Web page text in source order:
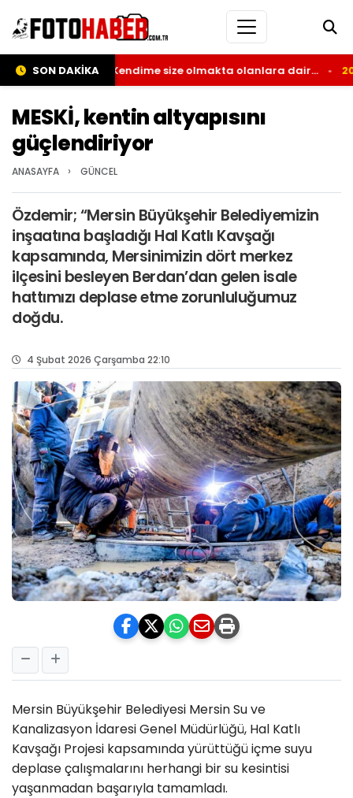
SON DAKİKA
kaleminden; Kendime size olmakta olanlara dair… 20:27
MESKİ, kentin altyapısını
güçlendiriyor
ANASAYFA › GÜNCEL
Özdemir; “Mersin Büyükşehir Belediyemizin
inşaatına başladığı Hal Katlı Kavşağı
kapsamında, Mersinimizin dört merkez
ilçesini besleyen Berdan’dan gelen isale
hattımızı deplase etme zorunluluğumuz
doğdu.
4 Şubat 2026 Çarşamba 22:10
Mersin Büyükşehir Belediyesi Mersin Su ve
Kanalizasyon İdaresi Genel Müdürlüğü, Hal Katlı
Kavşağı Projesi kapsamında yürüttüğü içme suyu
deplase çalışmalarını herhangi bir su kesintisi
yaşanmadan başarıyla tamamladı.